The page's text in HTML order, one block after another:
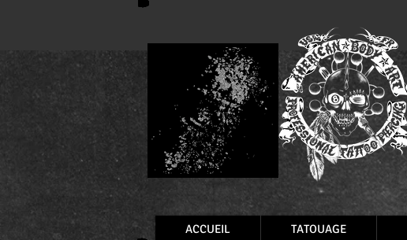
ACCUEIL TATOUAGE